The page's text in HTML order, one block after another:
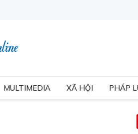
MULTIMEDIA XÃ HỘI PHÁP